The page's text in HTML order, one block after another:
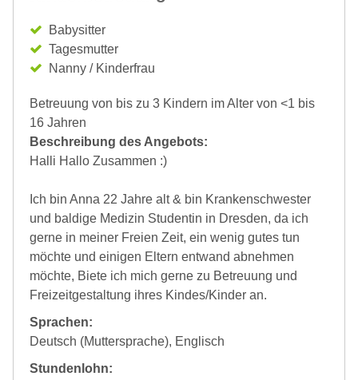
Babysitter
Tagesmutter
Nanny / Kinderfrau
Betreuung von bis zu 3 Kindern im Alter von <1 bis
16 Jahren
Beschreibung des Angebots:
Halli Hallo Zusammen :)
Ich bin Anna 22 Jahre alt & bin Krankenschwester
und baldige Medizin Studentin in Dresden, da ich
gerne in meiner Freien Zeit, ein wenig gutes tun
möchte und einigen Eltern entwand abnehmen
möchte, Biete ich mich gerne zu Betreuung und
Freizeitgestaltung ihres Kindes/Kinder an.
Sprachen:
Deutsch (Muttersprache), Englisch
Stundenlohn: